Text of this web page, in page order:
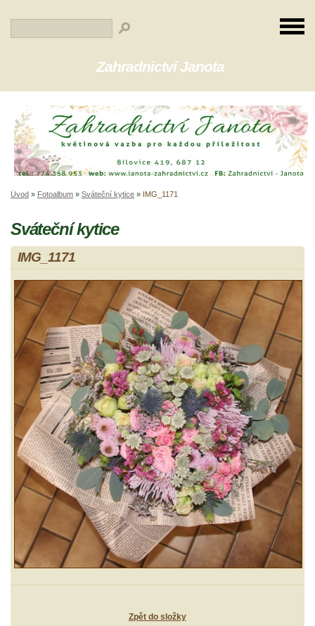
Zahradnictví Janota
Úvod » Fotoalbum » Sváteční kytice » IMG_1171
Sváteční kytice
IMG_1171
Zpět do složky